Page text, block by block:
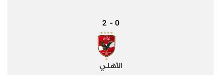
0
-
2
الأهلي